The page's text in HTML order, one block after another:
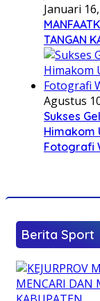
Januari
TANGAN
Agustus
Sukses
Himakom
Fotografi
Berita Sport